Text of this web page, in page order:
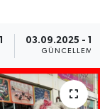
03.09.2025 -
GÜNCELLEME